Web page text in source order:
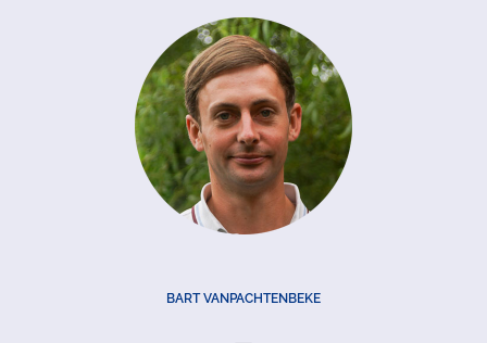
BART VANPACHTENBEKE